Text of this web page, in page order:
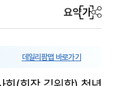
요약가
데일리팜맵 바로가기